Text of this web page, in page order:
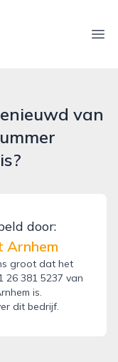
van
door:
Arnhem
groot dat het
26 381 5237 van
is.
dit bedrijf.